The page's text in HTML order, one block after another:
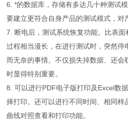
6. *的数据库，存储有多达几十种测试
要建立更符合自身产品的测试模式，对
7. 断电后，测试系统恢复功能。比表
过程相当漫长，在进行测试时，突然停
而无奈的事情。不仅损失掉数据、还会
时显得特别重要。
8. 可以进行PDF电子版打印及Excel数
择打印。还可以进行不同时间、相同样
曲线对照查看和打印功能。